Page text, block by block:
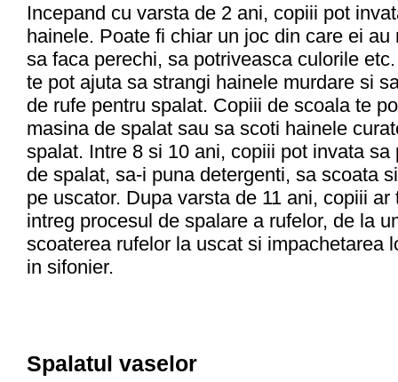
Incepand cu varsta de 2 ani, copiii pot
hainele. Poate fi chiar un joc din care ei au
sa faca perechi, sa potriveasca culorile
te pot ajuta sa strangi hainele murdare si
de rufe pentru spalat. Copiii de scoala te
masina de spalat sau sa scoti hainele
spalat. Intre 8 si 10 ani, copiii pot invata sa
de spalat, sa-i puna detergenti, sa scoata
pe uscator. Dupa varsta de 11 ani, copiii
intreg procesul de spalare a rufelor, de la
scoaterea rufelor la uscat si impachetarea
in sifonier.
Spalatul vaselor